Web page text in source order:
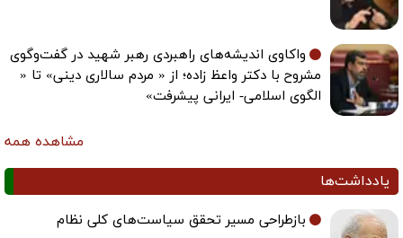
واکاوی اندیشه‌های راهبردی رهبر شهید در گفت‌وگوی
مشروح با دکتر واعظ زاده؛ از « مردم سالاری دینی» تا «
الگوی اسلامی- ایرانی پیشرفت»
مشاهده همه
یادداشت‌ها
بازطراحی مسیر تحقق سیاست‌های کلی نظام